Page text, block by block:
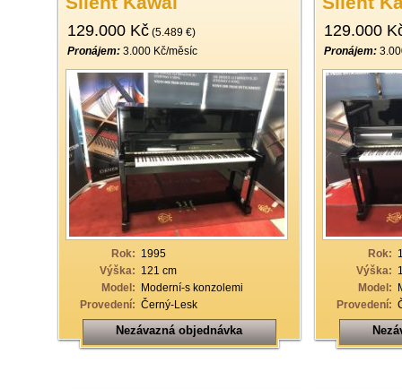
129.000 Kč (5.489 €)
Pronájem: 3.000 Kč/měsíc
Rok: 1995
Výška: 121 cm
Model: Moderní-s konzolemi
Provedení: Černý-Lesk
Nezávazná objednávka
129.000
Pronájem:
Rok:
Výška:
Model:
Provedení: